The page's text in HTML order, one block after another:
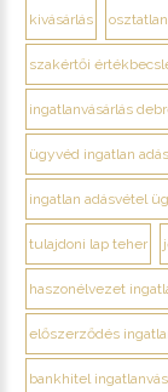
kivásárlás
szakértői
ingatlanvásárlás
ügyvéd ingatlan
ingatlan adásvétel
tulajdoni lap teher
haszonélvezet
előszerződés
bankhitel